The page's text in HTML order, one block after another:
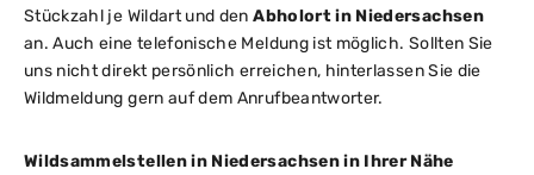
Stückzahl je Wildart und denAbholort in Niedersachsen
an. Auch eine telefonische Meldung ist möglich. Sollten Sie
uns nicht direkt persönlich erreichen, hinterlassen Sie die
Wildmeldung gern auf dem Anrufbeantworter.
Wildsammelstellen in Niedersachsen in Ihrer Nähe